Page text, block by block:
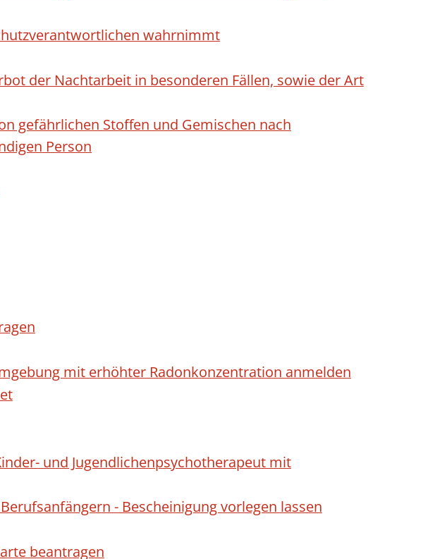
wahrnimmt
der Nachtarbeit in besonderen Fällen, sowie der Art
gefährlichen Stoffen und Gemischen nach
Person
mit erhöhter Radonkonzentration anmelden
und Jugendlichenpsychotherapeut mit
- Bescheinigung vorlegen lassen
beantragen